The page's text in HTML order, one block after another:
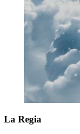
La Regia